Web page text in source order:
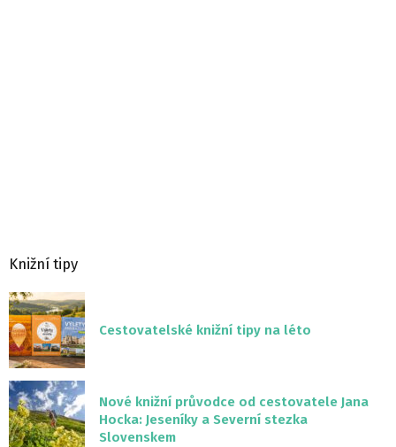
Knižní tipy
Cestovatelské knižní tipy na léto
Nové knižní průvodce od cestovatele Jana
Hocka: Jeseníky a Severní stezka
Slovenskem